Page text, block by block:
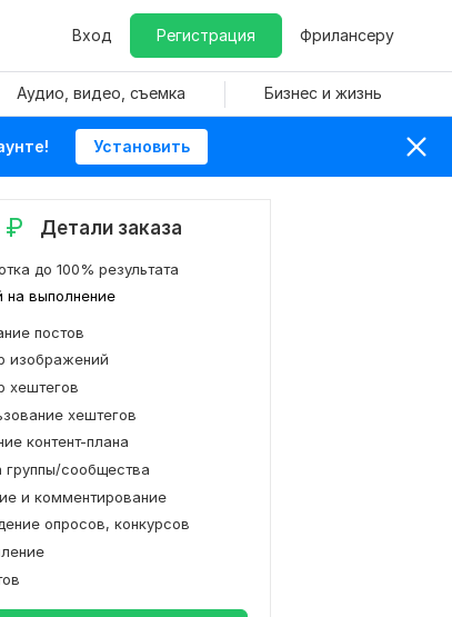
Вход Регистрация Фрилансеру
Аудио, видео, съемка Бизнес и жизнь
Установить
₽ Детали заказа
на выполнение
до 100% результата
постов
изображений
хештегов
хештегов
контент-плана
группы/сообщества
и комментирование
опросов, конкурсов